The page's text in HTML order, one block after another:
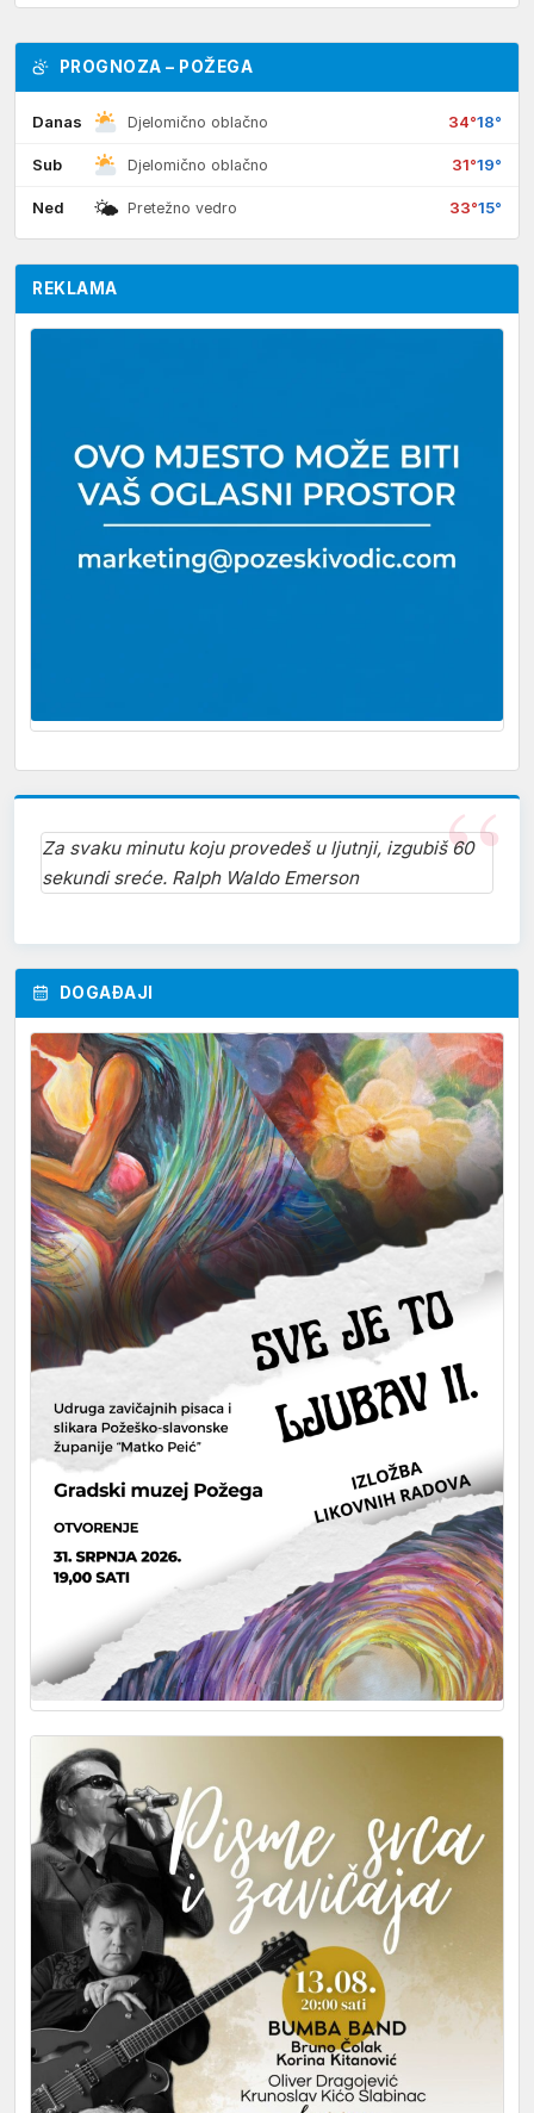
PROGNOZA – POŽEGA
Danas Djelomično oblačno 34°18°
Sub Djelomično oblačno 31°19°
Ned 🌤 Pretežno vedro 33°15°
REKLAMA
Za svaku minutu koju provedeš u ljutnji, izgubiš 60
sekundi sreće. Ralph Waldo Emerson
DOGAĐAJI